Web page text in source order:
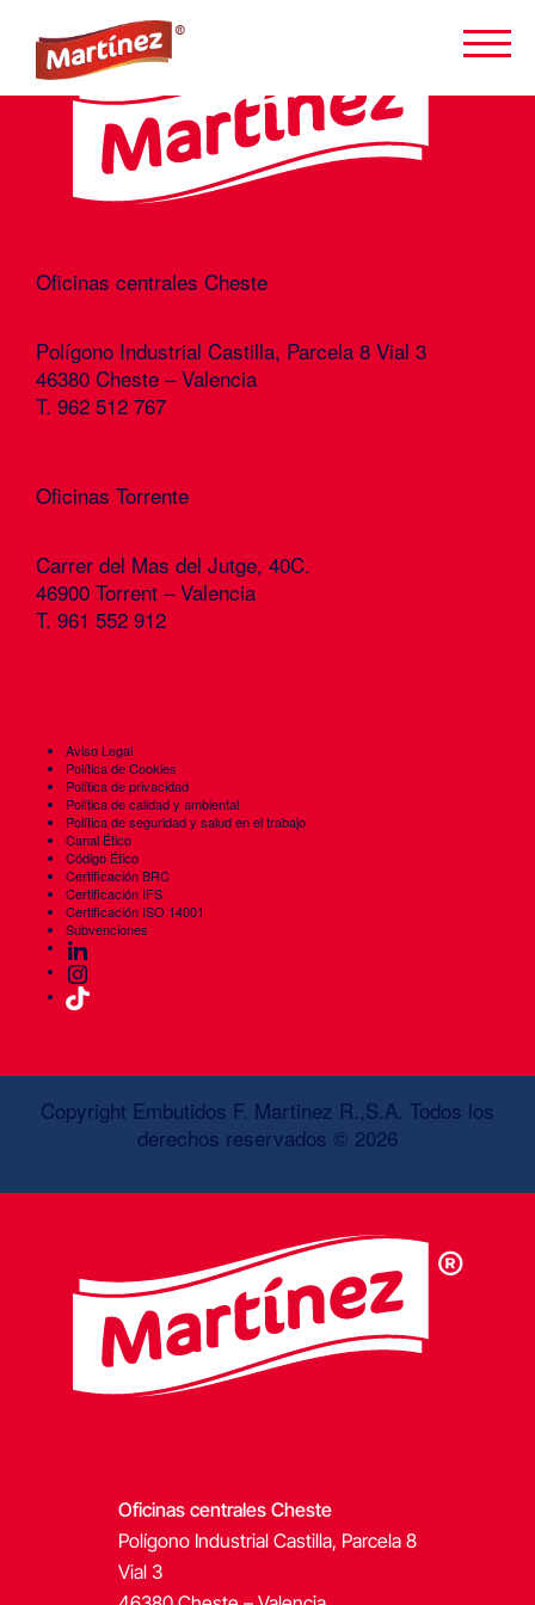
Oficinas centrales Cheste
Polígono Industrial Castilla, Parcela 8 Vial 3
46380 Cheste – Valencia
T. 962 512 767
Oficinas Torrente
Carrer del Mas del Jutge, 40C.
46900 Torrent – Valencia
T. 961 552 912
Aviso Legal
Política de Cookies
Política de privacidad
Política de calidad y ambiental
Política de seguridad y salud en el trabajo
Canal Ético
Código Ético
Certificación BRC
Certificación IFS
Certificación ISO 14001
Subvenciones
Copyright Embutidos F. Martinez R.,S.A. Todos los
derechos reservados © 2026
Oficinas centrales Cheste
Polígono Industrial Castilla, Parcela 8
Vial 3